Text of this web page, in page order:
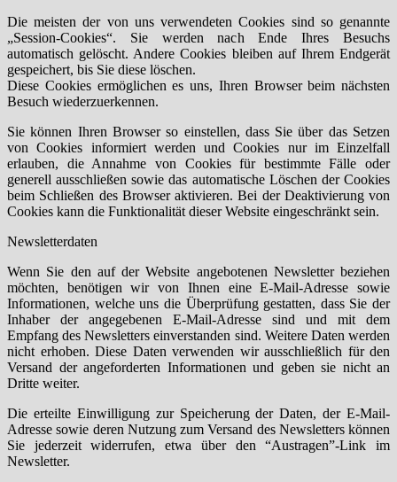
Die meisten der von uns verwendeten Cookies sind so genannte
„Session-Cookies“. Sie werden nach Ende Ihres Besuchs
automatisch gelöscht. Andere Cookies bleiben auf Ihrem Endgerät
gespeichert, bis Sie diese löschen.
Diese Cookies ermöglichen es uns, Ihren Browser beim nächsten
Besuch wiederzuerkennen.
Sie können Ihren Browser so einstellen, dass Sie über das Setzen
von Cookies informiert werden und Cookies nur im Einzelfall
erlauben, die Annahme von Cookies für bestimmte Fälle oder
generell ausschließen sowie das automatische Löschen der Cookies
beim Schließen des Browser aktivieren. Bei der Deaktivierung von
Cookies kann die Funktionalität dieser Website eingeschränkt sein.
Newsletterdaten
Wenn Sie den auf der Website angebotenen Newsletter beziehen
möchten, benötigen wir von Ihnen eine E-Mail-Adresse sowie
Informationen, welche uns die Überprüfung gestatten, dass Sie der
Inhaber der angegebenen E-Mail-Adresse sind und mit dem
Empfang des Newsletters einverstanden sind. Weitere Daten werden
nicht erhoben. Diese Daten verwenden wir ausschließlich für den
Versand der angeforderten Informationen und geben sie nicht an
Dritte weiter.
Die erteilte Einwilligung zur Speicherung der Daten, der E-Mail-
Adresse sowie deren Nutzung zum Versand des Newsletters können
Sie jederzeit widerrufen, etwa über den “Austragen”-Link im
Newsletter.